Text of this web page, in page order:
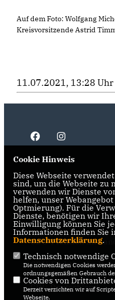
Auf dem Foto: Wolfgang
Kreisvorsitzende Astrid
11.07.2021, 13:28 Uhr
IMPRESSUM
CDU NRW
CDU Ruhr
CDU-Fraktion im
CDU-Fraktion im
CDU Deutschland
Cookie Hinweis
Diese Webseite
sind, um die Webseite zu
verwenden wir Dienste
helfen, unser
Optmierung). Für die
Dienste, benötigen wir
Einwilligung können Sie
Informationen finden Sie
Datenschutzerklärung.
Technisch notwendige
Die notwendigen Cookies
ordnungsgemäßen Gebrauch
Cookies von
Derzeit verzichten wir auf
Webseite.